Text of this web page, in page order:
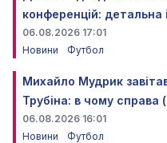
конференцій: детальна
06.08.2026 17:01
Новини
Футбол
Михайло Мудрик
Трубіна: в чому справа
06.08.2026 16:01
Новини
Футбол